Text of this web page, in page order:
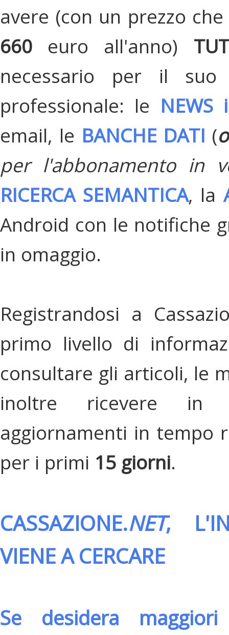
avere (con un prezzo
660 euro all'anno)
necessario per il suo
professionale: le
email, le BANCHE DATI (
per l'abbonamento in
RICERCA SEMANTICA, la
Android con le notifiche
in omaggio.
Registrandosi a
primo livello di
consultare gli articoli, le
inoltre ricevere in
aggiornamenti in tempo
per i primi 15 giorni.
CASSAZIONE.NET,
VIENE A CERCARE
Se desidera